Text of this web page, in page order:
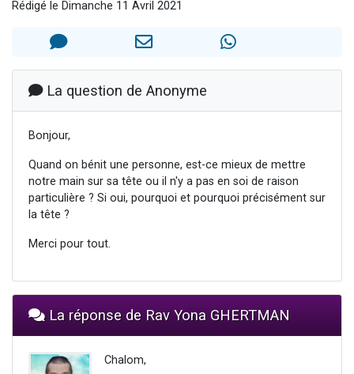
30 personnes viennent de faire un don pour Sauvez la jambe de Yohan
12 nouvelles musiques dans Torah-Box Music
29 personnes viennent de demander une bénédiction
Rédigé le Dimanche 11 Avril 2021
La question de Anonyme
Bonjour,
Quand on bénit une personne, est-ce mieux de mettre
notre main sur sa tête ou il n'y a pas en soi de raison
particulière ? Si oui, pourquoi et pourquoi précisément sur
la tête ?
Merci pour tout.
La réponse de Rav Yona GHERTMAN
Chalom,